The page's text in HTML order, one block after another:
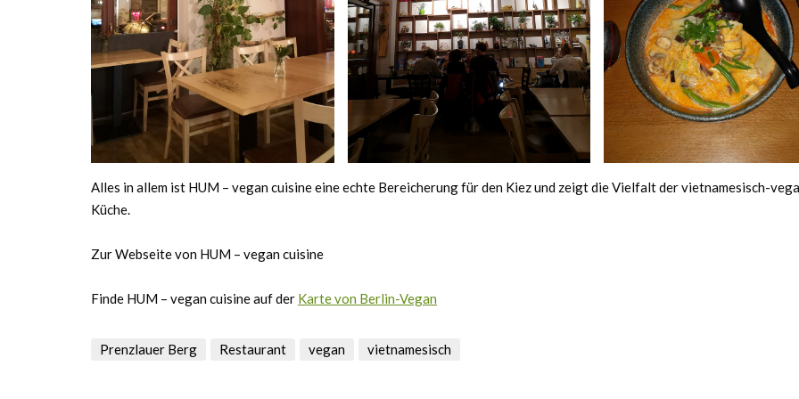
Alles in allem ist HUM – vegan cuisine eine echte Bereicherung für den Kiez und zeigt die Vielfalt der vietnamesisch-
Küche.
Zur Webseite von HUM – vegan cuisine
Finde HUM – vegan cuisine auf der Karte von Berlin-Vegan
Prenzlauer Berg Restaurant vegan vietnamesisch